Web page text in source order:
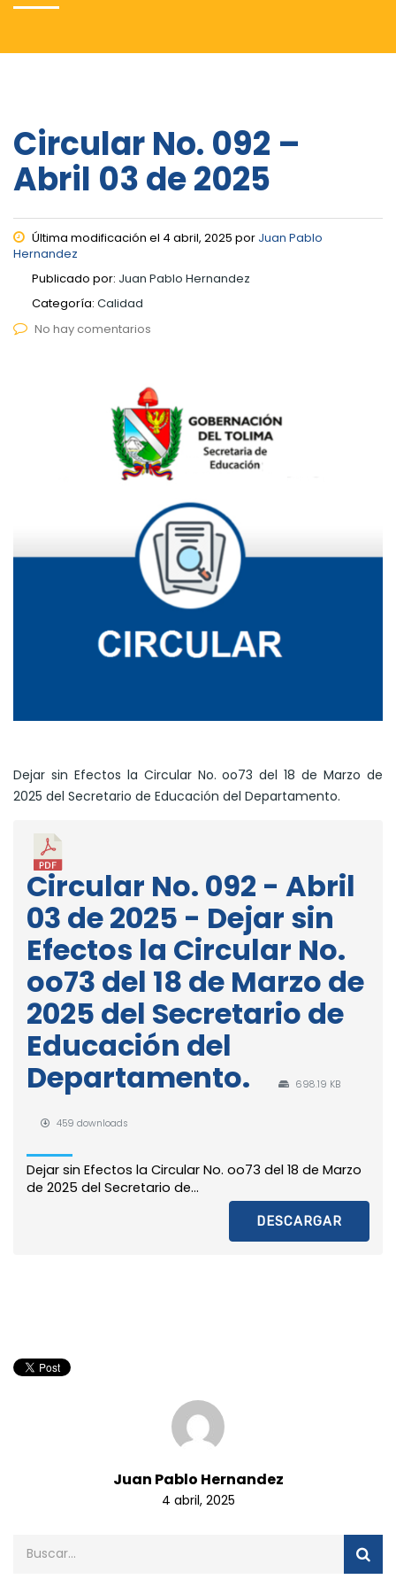
Circular No. 092 –
Abril 03 de 2025
Última modificación el 4 abril, 2025 por Juan Pablo
Hernandez
Publicado por: Juan Pablo Hernandez
Categoría: Calidad
No hay comentarios
Dejar sin Efectos la Circular No. oo73 del 18 de Marzo de
2025 del Secretario de Educación del Departamento.
Circular No. 092 - Abril
03 de 2025 - Dejar sin
Efectos la Circular No.
oo73 del 18 de Marzo de
2025 del Secretario de
Educación del
Departamento.
698.19 KB
459 downloads
Dejar sin Efectos la Circular No. oo73 del 18 de Marzo
de 2025 del Secretario de...
DESCARGAR
Juan Pablo Hernandez
4 abril, 2025